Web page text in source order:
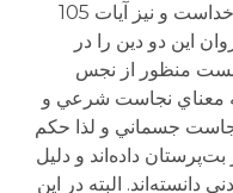
خداست و نصارا گفتند مسيح فرزند خداست و نيز آيات 105
اين دو دين را در
منظور از نجس
معناي نجاست شرعي و
جسماني و لذا حكم
داده‌اند و دليل
دانسته‌اند. البته در اين